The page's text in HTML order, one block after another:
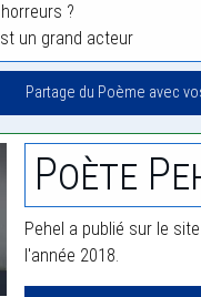
?
un grand acteur
Partage du Poème avec
Poète
Pehel a publié sur le
l'année 2018.